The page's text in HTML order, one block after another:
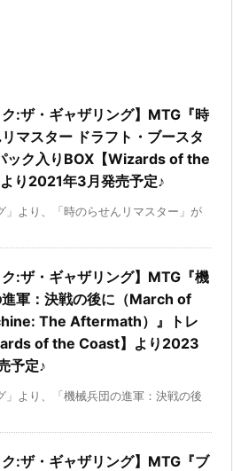
ク:ザ・ギャザリング】MTG『時
マスター ドラフト・ブースタ
ック入りBOX【Wizards of the
り2021年3月発売予定♪
」より、「時のらせんリマスター」が
ク:ザ・ギャザリング】MTG『機
軍：決戦の後に（March of
The Aftermath）』トレ
of the Coast】より2023
予定♪
」より、「機械兵団の進軍：決戦の後
ク:ザ・ギャザリング】MTG『ブ